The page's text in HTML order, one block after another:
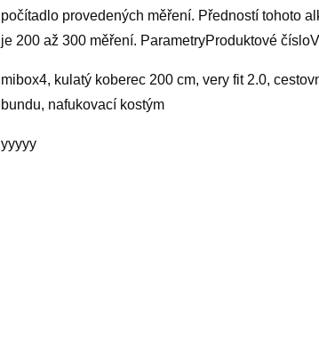
počítadlo provedených měření. Předností tohoto
je 200 až 300 měření. ParametryProduktové
mibox4, kulatý koberec 200 cm, very fit 2.0,
bundu, nafukovací kostým
yyyyy